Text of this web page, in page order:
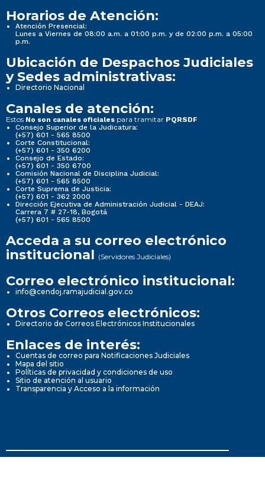
Horarios de Atención:
Atención Presencial:
Lunes a Viernes de 08:00 a.m. a 01:00 p.m. y de 02:00 p.m. a 05:00
p.m.
Ubicación de Despachos Judiciales
y Sedes administrativas:
Directorio Nacional
Canales de atención:
Estos No son canales oficiales para tramitar PQRSDF
Consejo Superior de la Judicatura:
(+57) 601 - 565 8500
Corte Constitucional:
(+57) 601 - 350 6200
Consejo de Estado:
(+57) 601 - 350 6700
Comisión Nacional de Disciplina Judicial:
(+57) 601 - 565 8500
Corte Suprema de Justicia:
(+57) 601 - 362 2000
Dirección Ejecutiva de Administración Judicial - DEAJ:
Carrera 7 # 27-18, Bogotá
(+57) 601 - 565 8500
Acceda a su correo electrónico
institucional (Servidores Judiciales)
Correo electrónico institucional:
info@cendoj.ramajudicial.gov.co
Otros Correos electrónicos:
Directorio de Correos Electrónicos Institucionales
Enlaces de interés:
Cuentas de correo para Notificaciones Judiciales
Mapa del sitio
Políticas de privacidad y condiciones de uso
Sitio de atención al usuario
Transparencia y Acceso a la información